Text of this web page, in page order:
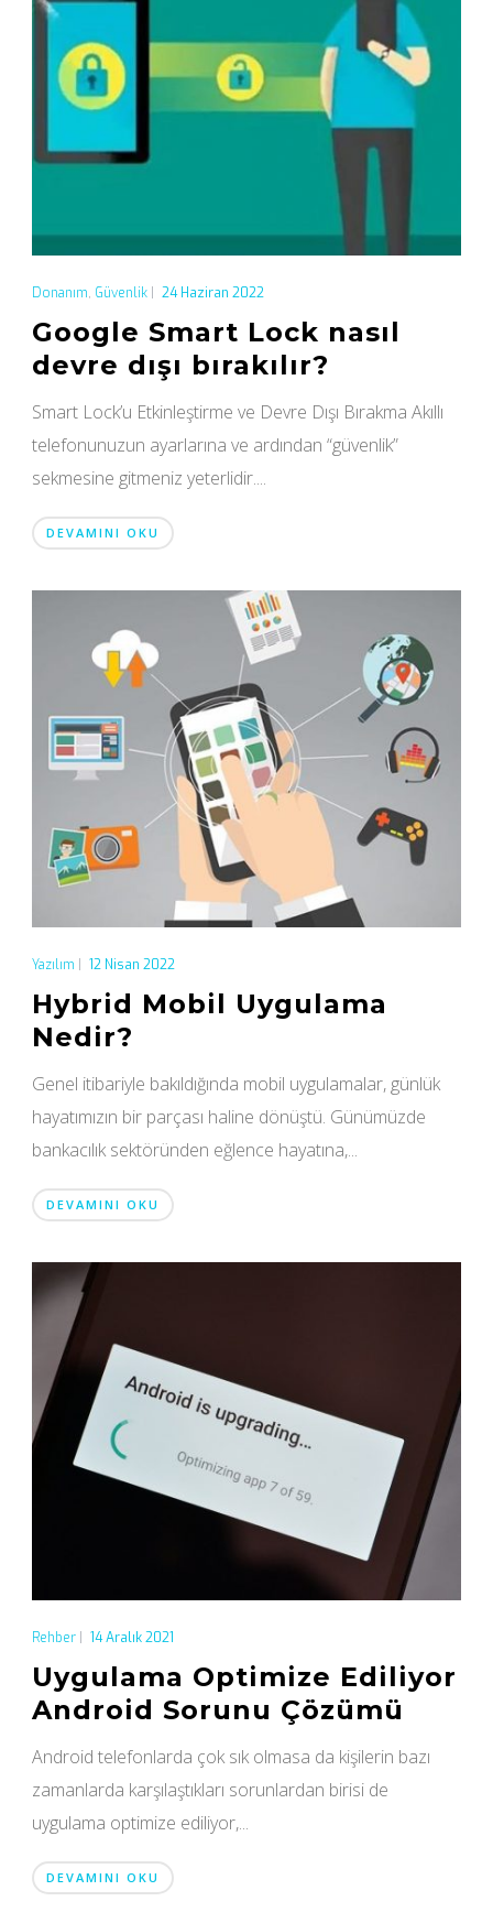
Donanım, Güvenlik| 24 Haziran 2022
Google Smart Lock nasıl
devre dışı bırakılır?
Smart Lock’u Etkinleştirme ve Devre Dışı Bırakma Akıllı
telefonunuzun ayarlarına ve ardından “güvenlik”
sekmesine gitmeniz yeterlidir....
DEVAMINI OKU
Yazılım 12 Nisan 2022
Hybrid Mobil Uygulama
Nedir?
Genel itibariyle bakıldığında mobil uygulamalar, günlük
hayatımızın bir parçası haline dönüştü. Günümüzde
bankacılık sektöründen eğlence hayatına,...
DEVAMINI OKU
Rehber| 14 Aralık 2021
Uygulama Optimize Ediliyor
Android Sorunu Çözümü
Android telefonlarda çok sık olmasa da kişilerin bazı
zamanlarda karşılaştıkları sorunlardan birisi de
uygulama optimize ediliyor,...
DEVAMINI OKU